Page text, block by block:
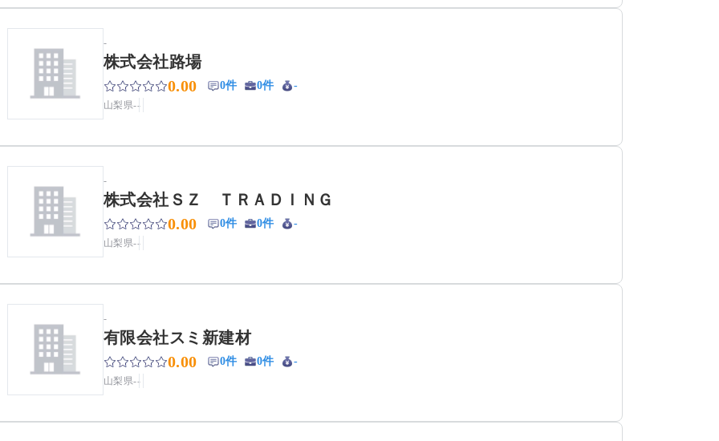
-
株式会社路場
0.00
0件 0件 -
山梨県--
-
株式会社ＳＺ ＴＲＡＤＩＮＧ
0.00
0件 0件 -
山梨県--
-
有限会社スミ新建材
0.00
0件 0件 -
山梨県--